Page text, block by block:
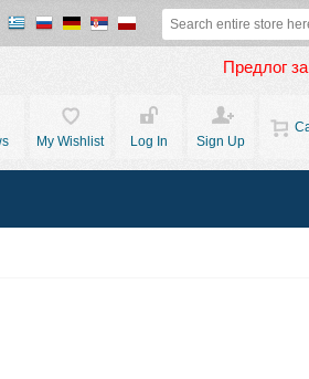
Предлог
My Wishlist Log In Sign Up